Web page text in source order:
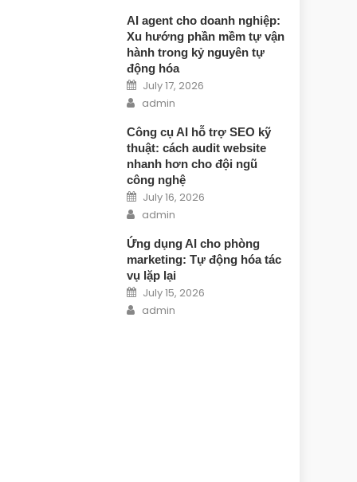
AI agent cho doanh nghiệp:
Xu hướng phần mềm tự vận
hành trong kỷ nguyên tự
động hóa
Posted on
July 17, 2026
Author
admin
Công cụ AI hỗ trợ SEO kỹ
thuật: cách audit website
nhanh hơn cho đội ngũ
công nghệ
Posted on
July 16, 2026
Author
admin
Ứng dụng AI cho phòng
marketing: Tự động hóa tác
vụ lặp lại
Posted on
July 15, 2026
Author
admin